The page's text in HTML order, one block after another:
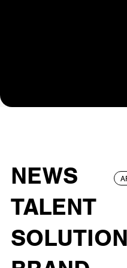
NEWS
TALENT
SOLUTION